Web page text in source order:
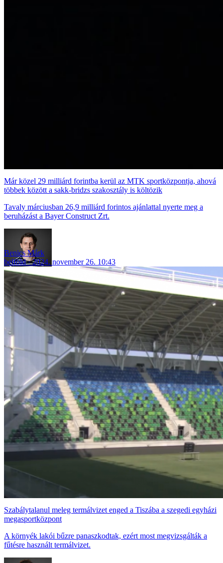
Már közel 29 milliárd forintba kerül az MTK sportközpontja, ahová
többek között a sakk-bridzs szakosztály is költözik
Tavaly márciusban 26,9 milliárd forintos ajánlattal nyerte meg a
beruházást a Bayer Construct Zrt.
Benics Márk
belföld
2024. november 26. 10:43
Szabálytalanul meleg termálvizet enged a Tiszába a szegedi egyházi
megasportközpont
A környék lakói bűzre panaszkodtak, ezért most megvizsgálták a
fűtésre használt termálvizet.